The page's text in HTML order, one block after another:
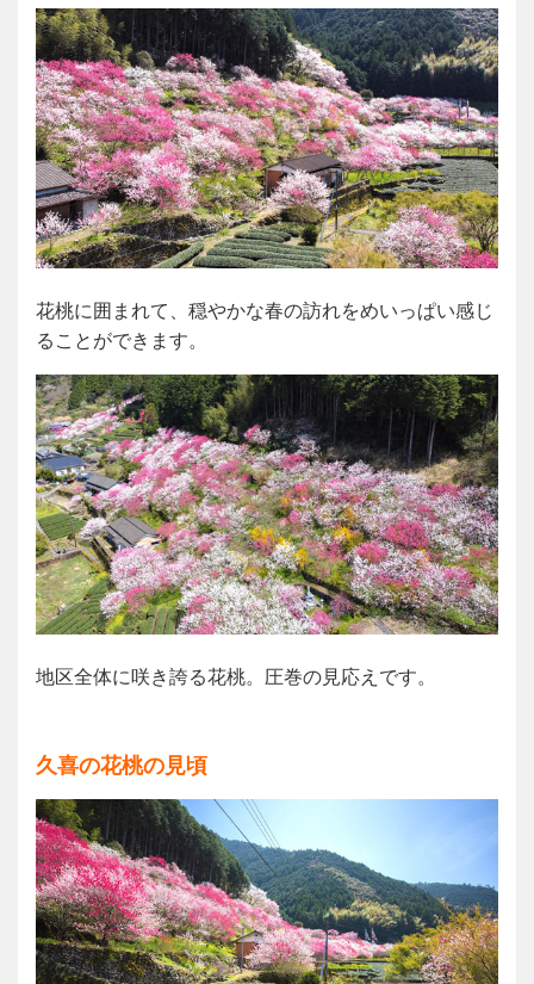
花桃に囲まれて、穏やかな春の訪れをめいっぱい感じ
ることができます。
地区全体に咲き誇る花桃。圧巻の見応えです。
久喜の花桃の見頃